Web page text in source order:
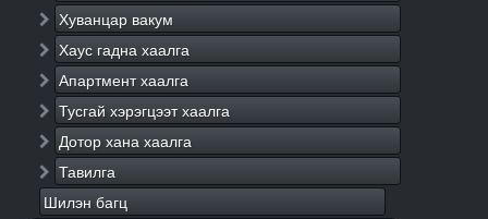
Хуванцар вакум
Хаус гадна хаалга
Апартмент хаалга
Тусгай хэрэгцээт хаалга
Дотор хана хаалга
Тавилга
Шилэн багц